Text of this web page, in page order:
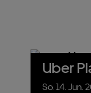
Uber
So. 14. Jun.